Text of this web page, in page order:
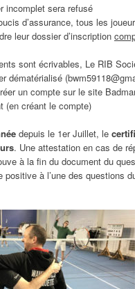
incomplet sera refusé
d’assurance, tous les
leur dossier d’inscription
sont écrivables, Le RIB
dématérialisé
un compte sur le site
(en créant le compte)
depuis le 1er Juillet, le
. Une attestation en cas de
à la fin du document du
positive à l’une des questions